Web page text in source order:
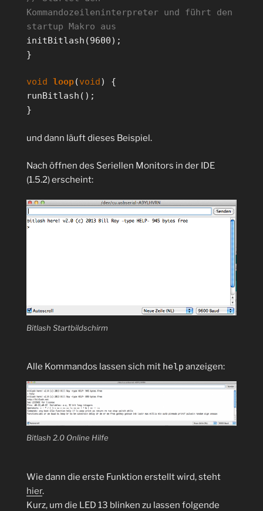
Kommandozeileninterpreter und führt den
startup Makro aus
initBitlash(9600);
}
void loop(void) {
runBitlash();
}
und dann läuft dieses Beispiel.
Nach öffnen des Seriellen Monitors in der IDE
(1.5.2) erscheint:
Bitlash Startbildschirm
Alle Kommandos lassen sich mit help anzeigen:
Bitlash 2.0 Online Hilfe
Wie dann die erste Funktion erstellt wird, steht
hier.
Kurz, um die LED 13 blinken zu lassen folgende